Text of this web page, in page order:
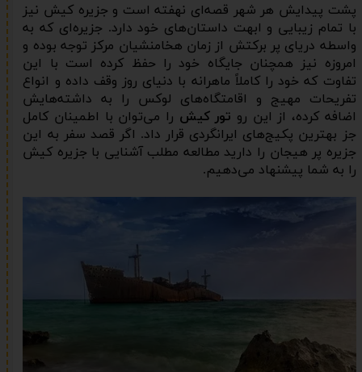
پشت پیدایش هر شهر قصه‌ای نهفته است و جزیره کیش نیز
با تمام زیبایی و ابهت داستان‌های خود دارد. جزیره‌ای که به
واسطه دریای پر برکتش از زمان هخامنشیان مرکز توجه بوده و
امروزه نیز همچنان جایگاه خود را حفظ کرده است با این
تفاوت که خود را کاملاً ماهرانه با دنیای روز وقف داده و انواع
تفریحات مهیج و اقامتگاه‌های لوکس را به داشته‌هایش
اضافه کرده، از این رو تور کیش را می‌توان با اطمینان کامل
جز بهترین پکیج‌های ایرانگردی قرار داد. اگر قصد سفر به این
جزیره پر هیجان را دارید مطالعه مطلب آشنایی با جزیره کیش
را به شما پیشنهاد می‌دهیم.